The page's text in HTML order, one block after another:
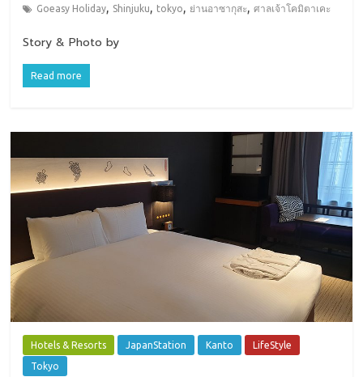
Goeasy Holiday, Shinjuku, tokyo, ย่านอาซากุสะ,ศาลเจ้าโคมิตาเคะ
Story & Photo by
Read more
Hotels & Resorts JapanStation Kanto
LifeStyle
Tokyo